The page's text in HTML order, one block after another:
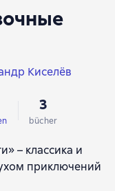
Киселёв
3
bücher
– классика и
приключений